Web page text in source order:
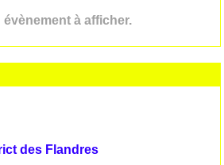
à afficher.
des Flandres